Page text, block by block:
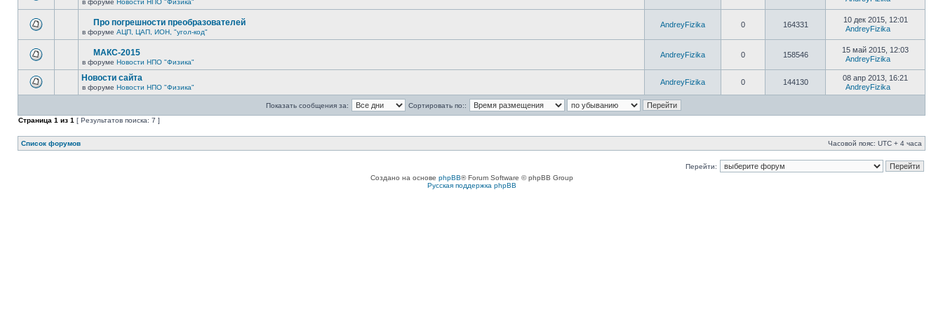
в форуме Новости НПО "Физика"
Про погрешности преобразователей
в форуме АЦП, ЦАП, ИОН, "угол-код"
AndreyFizika 0 164331
10 дек 2015, 12:01
AndreyFizika
МАКС-2015
в форуме Новости НПО "Физика"
AndreyFizika 0 158546
15 май 2015, 12:03
AndreyFizika
Новости сайта
в форуме Новости НПО "Физика"
AndreyFizika 0 144130
08 апр 2013, 16:21
AndreyFizika
Показать сообщения за:
Сортировать по::
Страница 1 из 1 [ Результатов поиска: 7 ]
Список форумов Часовой пояс: UTC + 4 часа
Перейти:
Создано на основе phpBB® Forum Software © phpBB Group
Русская поддержка phpBB